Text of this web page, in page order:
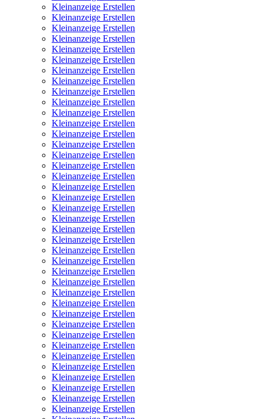
Kleinanzeige Erstellen
Kleinanzeige Erstellen
Kleinanzeige Erstellen
Kleinanzeige Erstellen
Kleinanzeige Erstellen
Kleinanzeige Erstellen
Kleinanzeige Erstellen
Kleinanzeige Erstellen
Kleinanzeige Erstellen
Kleinanzeige Erstellen
Kleinanzeige Erstellen
Kleinanzeige Erstellen
Kleinanzeige Erstellen
Kleinanzeige Erstellen
Kleinanzeige Erstellen
Kleinanzeige Erstellen
Kleinanzeige Erstellen
Kleinanzeige Erstellen
Kleinanzeige Erstellen
Kleinanzeige Erstellen
Kleinanzeige Erstellen
Kleinanzeige Erstellen
Kleinanzeige Erstellen
Kleinanzeige Erstellen
Kleinanzeige Erstellen
Kleinanzeige Erstellen
Kleinanzeige Erstellen
Kleinanzeige Erstellen
Kleinanzeige Erstellen
Kleinanzeige Erstellen
Kleinanzeige Erstellen
Kleinanzeige Erstellen
Kleinanzeige Erstellen
Kleinanzeige Erstellen
Kleinanzeige Erstellen
Kleinanzeige Erstellen
Kleinanzeige Erstellen
Kleinanzeige Erstellen
Kleinanzeige Erstellen